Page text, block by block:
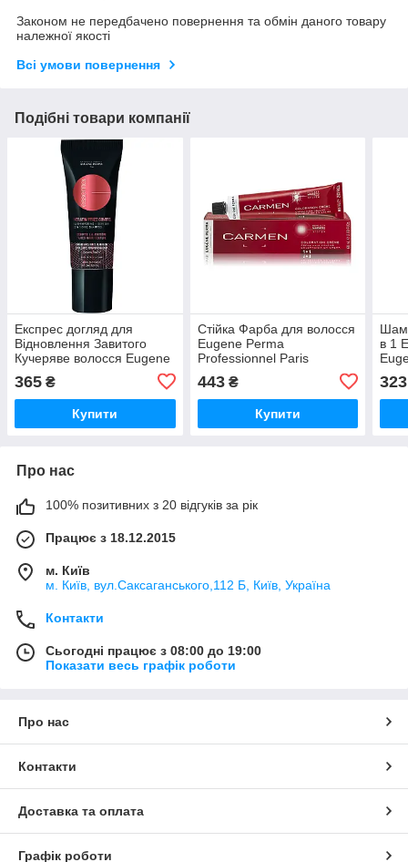
Законом не передбачено повернення та обмін даного товару
належної якості
Всі умови повернення
Подібні товари компанії
Експрес догляд для
Відновлення Завитого
Кучеряве волосся Eugene
Perma Professionnel Paris
Paris Essentiel Keratin
Frizz 20 мл
365 ₴
Купити
Стійка Фарба для волосся
Eugene Perma
Professionnel Paris
443₴
Купити
в 1
323
Про нас
100% позитивних з 20 відгуків за рік
Працює з 18.12.2015
м. Київ
м. Київ, вул.Саксаганського,112 Б, Київ, Україна
Контакти
Сьогодні працює з 08:00 до 19:00
Показати весь графік роботи
Про нас
Контакти
Доставка та оплата
Графік роботи